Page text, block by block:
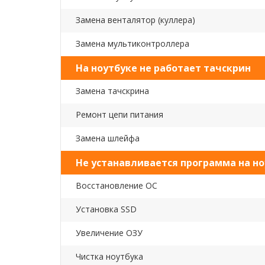
Замена венталятор (куллера)
Замена мультиконтроллера
На ноутбуке не работает тачскрин
Замена тачскрина
Ремонт цепи питания
Замена шлейфа
Не устанавливается программа на
Восстановление ОС
Установка SSD
Увеличение ОЗУ
Чистка ноутбука